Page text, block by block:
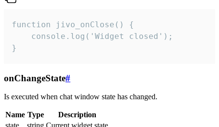
function jivo_onClose() {
    console.log('Widget closed');
}
onChangeState#
Is executed when chat window state has changed.
Name Type
Description